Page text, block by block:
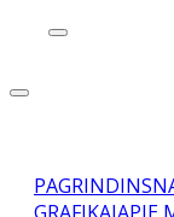
PAGRINDINS